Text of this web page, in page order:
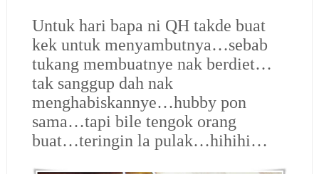
Untuk hari bapa ni QH takde buat
kek untuk menyambutnya…sebab
tukang membuatnye nak berdiet…
tak sanggup dah nak
menghabiskannye…hubby pon
sama…tapi bile tengok orang
buat…teringin la pulak…hihihi…